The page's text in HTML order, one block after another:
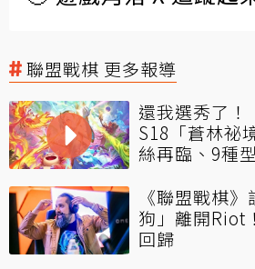
聯盟戰棋 更多報導
還我選秀了！
S18「蒼林祕
絲再臨、9種
《聯盟戰棋
狗」離開Riot
回歸